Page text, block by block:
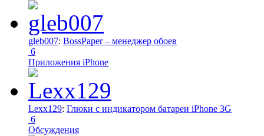
gleb007: BossPaper – менеджер обоев
6
Приложения iPhone
Lexx129: Глюки с индикатором батареи iPhone 3G
6
Обсуждения